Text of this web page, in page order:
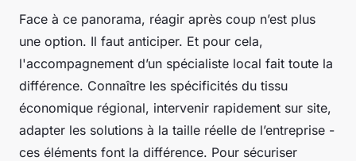
Face à ce panorama, réagir après coup n’est plus
une option. Il faut anticiper. Et pour cela,
l'accompagnement d’un spécialiste local fait toute la
différence. Connaître les spécificités du tissu
économique régional, intervenir rapidement sur site,
adapter les solutions à la taille réelle de l’entreprise -
ces éléments font la différence. Pour sécuriser